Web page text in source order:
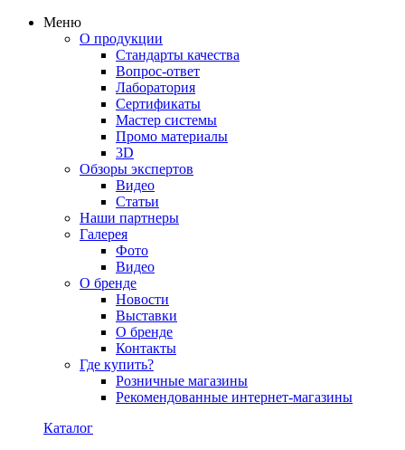
Меню
О продукции
Стандарты качества
Вопрос-ответ
Лаборатория
Сертификаты
Мастер системы
Промо материалы
3D
Обзоры экспертов
Видео
Статьи
Наши партнеры
Галерея
Фото
Видео
О бренде
Новости
Выставки
О бренде
Контакты
Где купить?
Розничные магазины
Рекомендованные интернет-магазины
Каталог